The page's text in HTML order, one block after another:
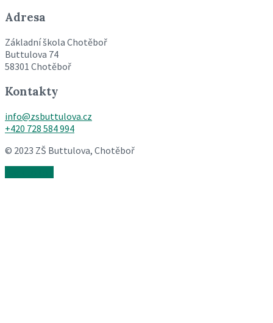
Adresa
Základní škola Chotěboř
Buttulova 74
58301 Chotěboř
Kontakty
info@zsbuttulova.cz
+420 728 584 994
© 2023 ZŠ Buttulova, Chotěboř